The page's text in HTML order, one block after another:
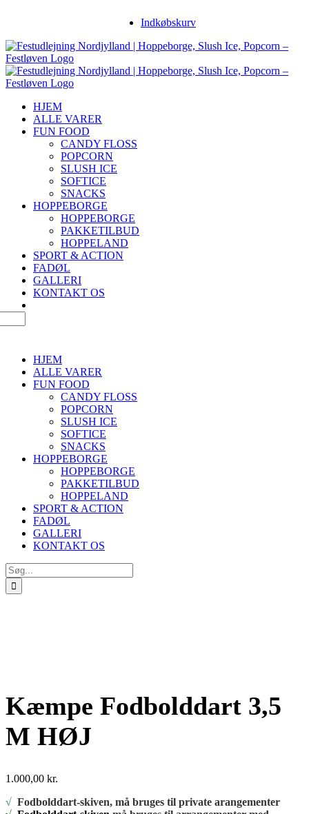
Indkøbskurv
HJEM
ALLE VARER
FUN FOOD
CANDY FLOSS
POPCORN
SLUSH ICE
SOFTICE
SNACKS
HOPPEBORGE
HOPPEBORGE
PAKKETILBUD
HOPPELAND
SPORT & ACTION
FADØL
GALLERI
KONTAKT OS
HJEM
ALLE VARER
FUN FOOD
CANDY FLOSS
POPCORN
SLUSH ICE
SOFTICE
SNACKS
HOPPEBORGE
HOPPEBORGE
PAKKETILBUD
HOPPELAND
SPORT & ACTION
FADØL
GALLERI
KONTAKT OS
Søg
efter:
Kæmpe Fodbolddart 3,5
M HØJ
1.000,00 kr.
√ Fodbolddart-skiven, må bruges til private arangementer